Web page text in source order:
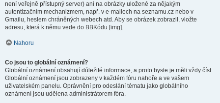
není veřejně přístupný server) ani na obrázky uložené za nějakým
autentizačním mechanizmem, např. v e-mailech na seznamu.cz nebo v
Gmailu, heslem chráněných webech atd. Aby se obrázek zobrazil, vložte
adresu, která k němu vede do BBKódu [img].
Nahoru
Co jsou to globální oznámení?
Globální oznámení obsahují důležité informace, a proto byste je měli vždy číst.
Globální oznámení jsou zobrazeny v každém fóru nahoře a ve vašem
uživatelském panelu. Oprávnění pro odeslání tématu jako globálního
oznámení jsou udělena administrátorem fóra.